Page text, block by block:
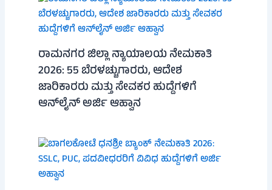
ರಾಮನಗರ ಜಿಲ್ಲಾ ನ್ಯಾಯಾಲಯ ನೇಮಕಾತಿ
2026: 55 ಬೆರಳಚ್ಚುಗಾರರು, ಆದೇಶ
ಜಾರಿಕಾರರು ಮತ್ತು ಸೇವಕರ ಹುದ್ದೆಗಳಿಗೆ
ಆನ್‌ಲೈನ್ ಅರ್ಜಿ ಆಹ್ವಾನ